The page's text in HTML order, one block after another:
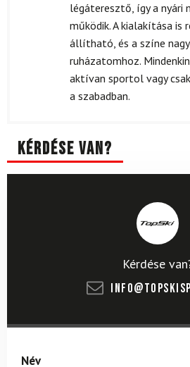
légáteresztő, így a nyári
működik. A kialakítása is
állítható, és a színe
ruházatomhoz.
aktívan sportol vagy
a szabadban.
Kérdése van?
Kérdése
Név